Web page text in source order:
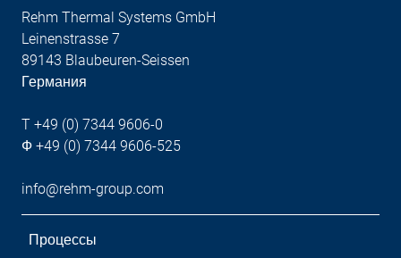
Rehm Thermal Systems GmbH
Leinenstrasse 7
89143 Blaubeuren-Seissen
Германия
T +49 (0) 7344 9606-0
Ф +49 (0) 7344 9606-525
info@rehm-group.com
Процессы